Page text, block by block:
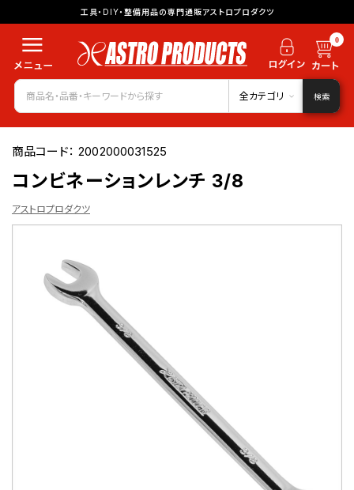
工具・DIY・整備用品の専門通販アストロプロダクツ
0
全カテゴリ 検索
商品コード：2002000031525
コンビネーションレンチ 3/8
アストロプロダクツ